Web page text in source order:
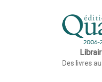
Des livres